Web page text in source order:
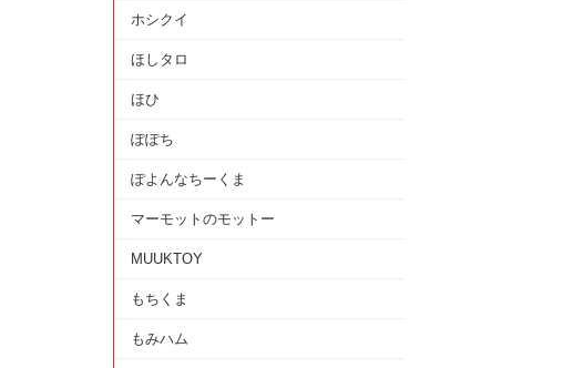
ホシクイ
ほしタロ
ほひ
ぽぽち
ぽよんなちーくま
マーモットのモットー
MUUKTOY
もちくま
もみハム